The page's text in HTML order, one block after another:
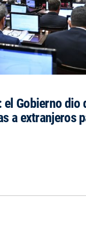
Gobierno dio
a extranjeros